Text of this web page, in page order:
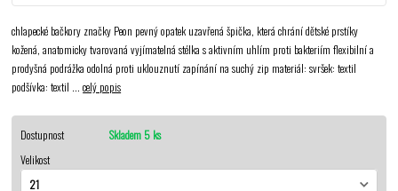
chlapecké bačkory značky Peon pevný opatek uzavřená špička, která chrání dětské prstíky
kožená, anatomicky tvarovaná vyjímatelná stélka s aktivním uhlím proti bakteriím flexibilní a
prodyšná podrážka odolná proti uklouznutí zapínání na suchý zip materiál: svršek: textil
podšívka: textil ...celý popis
Dostupnost
Skladem 5 ks
Velikost